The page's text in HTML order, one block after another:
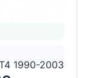
1990-2003